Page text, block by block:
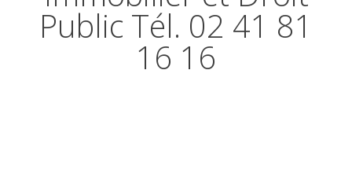
Public Tél. 02 41 81
16 16